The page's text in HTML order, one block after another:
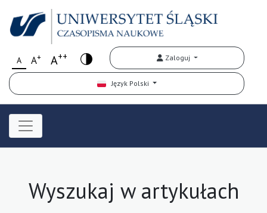
A A+ A++ Zaloguj
Język Polski
Wyszukaj w artykułach